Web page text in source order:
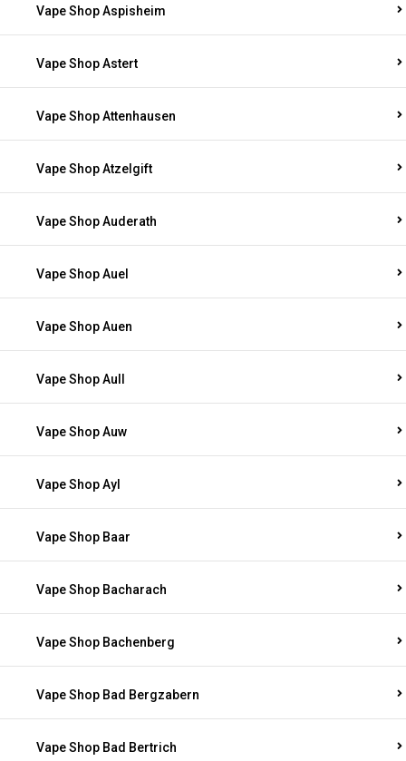
Vape Shop Aspisheim
Vape Shop Astert
Vape Shop Attenhausen
Vape Shop Atzelgift
Vape Shop Auderath
Vape Shop Auel
Vape Shop Auen
Vape Shop Aull
Vape Shop Auw
Vape Shop Ayl
Vape Shop Baar
Vape Shop Bacharach
Vape Shop Bachenberg
Vape Shop Bad Bergzabern
Vape Shop Bad Bertrich